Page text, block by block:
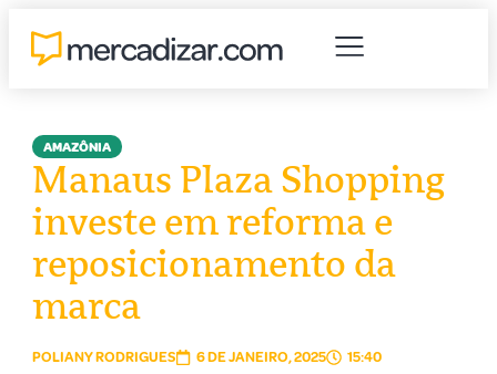
AMAZÔNIA
Manaus Plaza Shopping
investe em reforma e
reposicionamento da
marca
POLIANY RODRIGUES 6 DE JANEIRO, 2025 15:40